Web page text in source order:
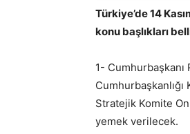
Türkiye’de 14
konu başlıkları
1- Cumhurbaşkanı
Stratejik Komite
yemek verilecek.